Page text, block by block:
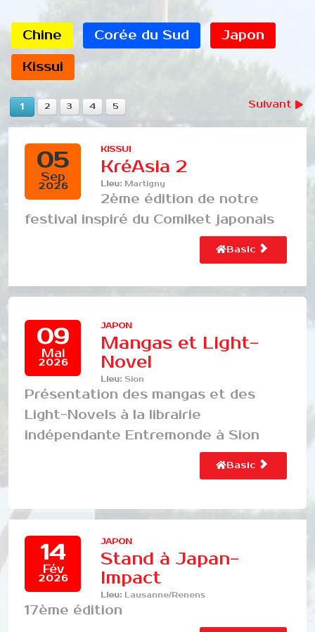
Chine Corée du Sud Japon
Kissui
1 2 3 4 5 Suivant
05
Sep
2026
KISSUI
KréAsia 2
Lieu: Martigny
2ème édition de notre
festival inspiré du Comiket japonais
Basic
09
Mai
2026
JAPON
Mangas et Light-
Novel
Lieu: Sion
Présentation des mangas et des
Light-Novels à la librairie
indépendante Entremonde à Sion
Basic
14
Fév
2026
JAPON
Stand à Japan-
Impact
Lieu: Lausanne/Renens
17ème édition